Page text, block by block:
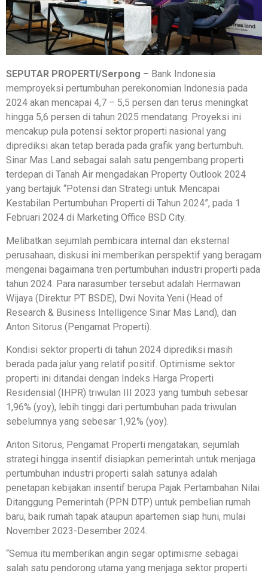
SEPUTAR PROPERTI/Serpong – Bank Indonesia
memproyeksi pertumbuhan perekonomian Indonesia pada
2024 akan mencapai 4,7 – 5,5 persen dan terus meningkat
hingga 5,6 persen di tahun 2025 mendatang. Proyeksi ini
mencakup pula potensi sektor properti nasional yang
diprediksi akan tetap berada pada grafik yang bertumbuh.
Sinar Mas Land sebagai salah satu pengembang properti
terdepan di Tanah Air mengadakan Property Outlook 2024
yang bertajuk “Potensi dan Strategi untuk Mencapai
Kestabilan Pertumbuhan Properti di Tahun 2024”, pada 1
Februari 2024 di Marketing Office BSD City.
Melibatkan sejumlah pembicara internal dan eksternal
perusahaan, diskusi ini memberikan perspektif yang beragam
mengenai bagaimana tren pertumbuhan industri properti pada
tahun 2024. Para narasumber tersebut adalah Hermawan
Wijaya (Direktur PT BSDE), Dwi Novita Yeni (Head of
Research & Business Intelligence Sinar Mas Land), dan
Anton Sitorus (Pengamat Properti).
Kondisi sektor properti di tahun 2024 diprediksi masih
berada pada jalur yang relatif positif. Optimisme sektor
properti ini ditandai dengan Indeks Harga Properti
Residensial (IHPR) triwulan III 2023 yang tumbuh sebesar
1,96% (yoy), lebih tinggi dari pertumbuhan pada triwulan
sebelumnya yang sebesar 1,92% (yoy).
Anton Sitorus, Pengamat Properti mengatakan, sejumlah
strategi hingga insentif disiapkan pemerintah untuk menjaga
pertumbuhan industri properti salah satunya adalah
penetapan kebijakan insentif berupa Pajak Pertambahan Nilai
Ditanggung Pemerintah (PPN DTP) untuk pembelian rumah
baru, baik rumah tapak ataupun apartemen siap huni, mulai
November 2023-Desember 2024.
“Semua itu memberikan angin segar optimisme sebagai
salah satu pendorong utama yang menjaga sektor properti